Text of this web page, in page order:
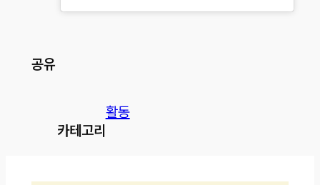
공유
카테고리
활동